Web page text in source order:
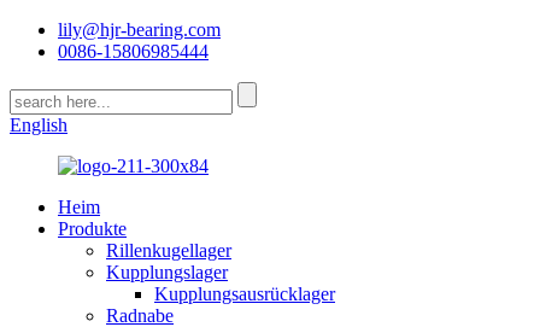
lily@hjr-bearing.com
0086-15806985444
English
Heim
Produkte
Rillenkugellager
Kupplungslager
Kupplungsausrücklager
Radnabe